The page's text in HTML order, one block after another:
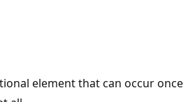
element that can occur once